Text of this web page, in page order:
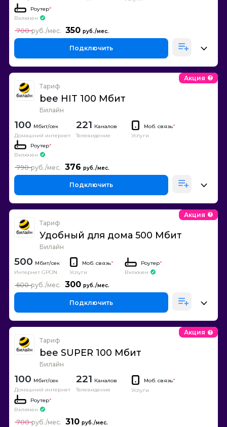
Роутер*
Включен
350
700
Подключить
Тариф
bee HIT 100 Мбит
Билайн
Акция
100
Домашний интернет
221 Каналов
Телевидение
Моб. связь*
Услуги
Роутер*
Включен
376
790
Подключить
Тариф
Удобный для дома 500 Мбит
Билайн
Акция
500
Интернет GPON
Моб. связь*
Услуги
Роутер*
Включен
300
600
Подключить
Тариф
bee SUPER 100 Мбит
Билайн
Акция
100
Домашний интернет
221 Каналов
Телевидение
Моб. связь*
Услуги
Роутер*
Включен
310
700